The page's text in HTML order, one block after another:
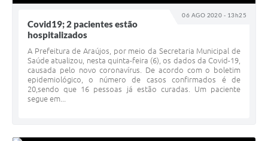
06 AGO 2020 - 13h25
Covid19; 2 pacientes estão
hospitalizados
A Prefeitura de Araújos, por meio da Secretaria Municipal de
Saúde atualizou, nesta quinta-feira (6), os dados da Covid-19,
causada pelo novo coronavírus. De acordo com o boletim
epidemiológico, o número de casos confirmados é de
20,sendo que 16 pessoas já estão curadas. Um paciente
segue em...